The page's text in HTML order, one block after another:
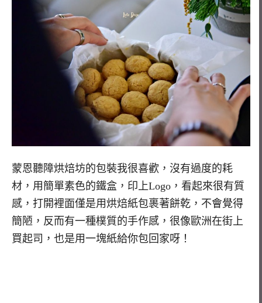
蒙恩聽障烘焙坊的包裝我很喜歡，沒有過度的耗
材，用簡單素色的鐵盒，印上Logo，看起來很有質
感，打開裡面僅是用烘焙紙包裹著餅乾，不會覺得
簡陋，反而有一種樸質的手作感，很像歐洲在街上
買起司，也是用一塊紙給你包回家呀！